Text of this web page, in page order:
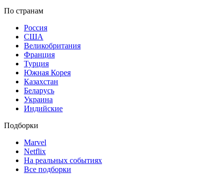
По странам
Россия
США
Великобритания
Франция
Турция
Южная Корея
Казахстан
Беларусь
Украина
Индийские
Подборки
Marvel
Netflix
На реальных событиях
Все подборки